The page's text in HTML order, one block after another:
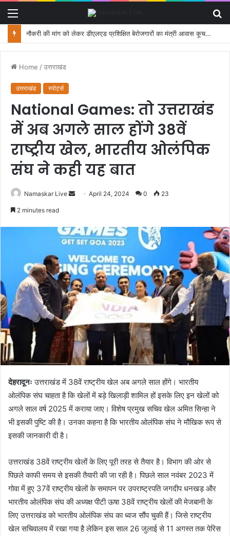
नौकरी की मांग को लेकर डीएलएड प्रशिक्षित बेरोजगारों का मंत्री आवास कूच, पुलिस ने रोका
Home /उत्तराखंड
उत्तराखंड स्पोर्ट्स
National Games: तो उत्तराखंड
में अब अगले साल होंगे 38वें
राष्ट्रीय खेल, भारतीय ओलंपिक
संघ ने कही यह बात
Namaskar Live
d
a
n
e
m
a
i
April 24, 2024 0 23
2 minutes read
देहरादूनः उत्तराखंड में 38वें राष्ट्रीय खेल अब अगले साल होंगे। भारतीय
ओलंपिक संघ चाहता है कि खेलों में बड़े खिलाड़ी शामिल हों इसके लिए इन खेलों को
अगले साल वर्ष 2025 में कराया जाए। विशेष प्रमुख सचिव खेल अमित सिन्हा ने
भी इसकी पुष्टि की है। उनका कहना है कि भारतीय ओलंपिक संघ ने मौखिक रूप से
इसकी जानकारी दी है।
उत्तराखंड 38वें राष्ट्रीय खेलों के लिए पूरी तरह से तैयार है। विभाग की ओर से
पिछले काफी समय से इसकी तैयारी की जा रही है। पिछले साल नवंबर 2023 में
गोवा में हुए 37वें राष्ट्रीय खेलों के समापन पर उपराष्ट्रपति जगदीप धनखड़ और
भारतीय ओलंपिक संघ की अध्यक्ष पीटी ऊषा 38वें राष्ट्रीय खेलों की मेजबानी के
लिए उत्तराखंड को भारतीय ओलंपिक संघ का ध्वज सौंप चुकी हैं। जिसे राष्ट्रीय
खेल सचिवालय में रखा गया है लेकिन इस साल 26 जुलाई से 11 अगस्त तक पेरिस